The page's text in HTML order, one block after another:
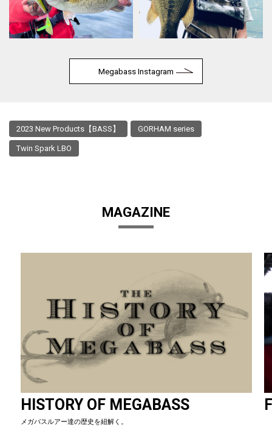
Megabass Instagram
2023 New Products【BASS】 GORHAM series
Twin Spark LBO
MAGAZINE
HISTORY OF MEGABASS
メガバスルアー達の歴史を紐解く。